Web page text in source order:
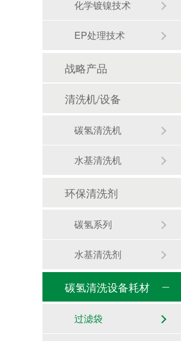
化学镀镍技术
EP处理技术
战略产品
清洗机/设备
碳氢清洗机
水基清洗机
环保清洗剂
碳氢系列
水基清洗剂
碳氢清洗设备耗材
过滤袋